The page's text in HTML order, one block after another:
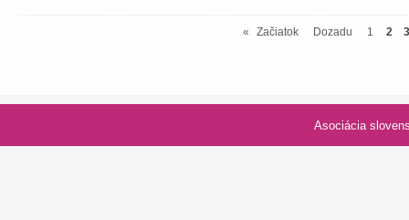
« Začiatok Dozadu 1 2 3
Asociácia slovenských